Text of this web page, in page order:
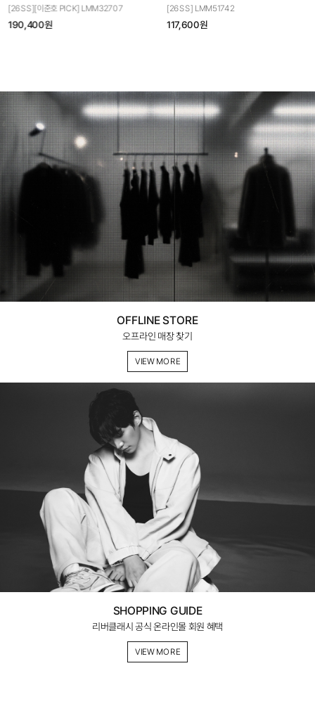
[26SS][이준호 PICK] LMM32707
190,400원
[26SS] LMM51742
117,600원
OFFLINE STORE
오프라인 매장 찾기
VIEW MORE
SHOPPING GUIDE
리버클래시 공식 온라인몰 회원 혜택
VIEW MORE